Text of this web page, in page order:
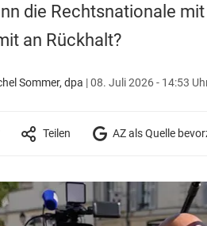
die Rechtsnationale
an Rückhalt?
Sommer, dpa |08. Juli 2026 - 14:53
Teilen AZ als Quelle